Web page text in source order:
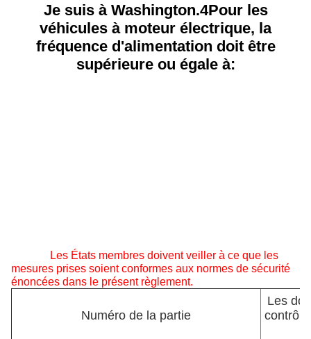
Je suis à Washington.4Pour les
véhicules à moteur électrique, la
fréquence d'alimentation doit être
supérieure ou égale à:
Les États membres doivent veiller à ce que les
mesures prises soient conformes aux normes de sécurité
énoncées dans le présent règlement.
Numéro de la partie
Les